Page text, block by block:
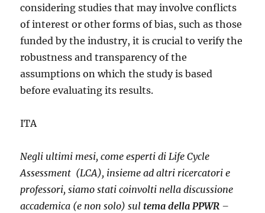
considering studies that may involve conflicts
of interest or other forms of bias, such as those
funded by the industry, it is crucial to verify the
robustness and transparency of the
assumptions on which the study is based
before evaluating its results.
ITA
Negli ultimi mesi, come esperti di Life Cycle
Assessment (LCA), insieme ad altri ricercatori e
professori, siamo stati coinvolti nella discussione
accademica (e non solo) sul tema della PPWR –